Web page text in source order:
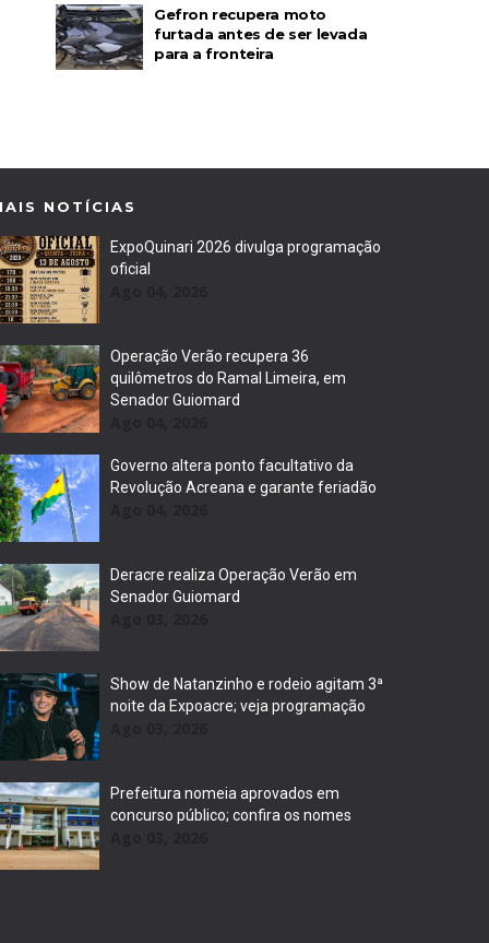
Gefron recupera moto
furtada antes de ser levada
para a fronteira
NOTÍCIAS
ExpoQuinari 2026 divulga programação
oficial
Operação Verão recupera 36
quilômetros do Ramal Limeira, em
Senador Guiomard
Governo altera ponto facultativo da
Revolução Acreana e garante feriadão
Deracre realiza Operação Verão em
Senador Guiomard
Show de Natanzinho e rodeio agitam 3ª
noite da Expoacre; veja programação
Prefeitura nomeia aprovados em
concurso público; confira os nomes